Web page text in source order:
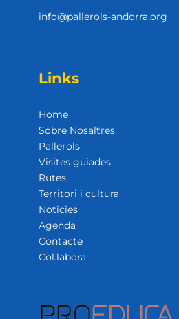
info@pallerols-andorra.org
Links
Home
Sobre Nosaltres
Pallerols
Visites guiades
Rutes
Territori i cultura
Noticies
Agenda
Contacte
Col.labora